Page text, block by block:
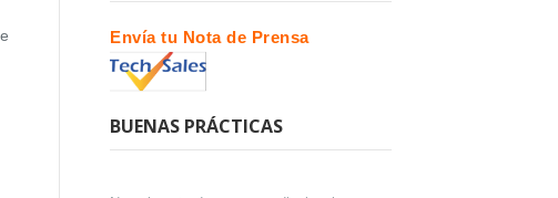
Envía tu Nota de Prensa
BUENAS PRÁCTICAS